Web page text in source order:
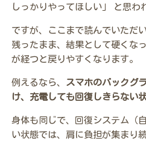
しっかりやってほしい」 と思わ
ですが、ここまで読んでいただ
残ったまま、結果として硬くな
が経つと戻りやすくなります。
例えるなら、 スマホのバックグ
け、充電しても回復しきらない
身体も同じで、回復システム（
い状態では、肩に負担が集まり